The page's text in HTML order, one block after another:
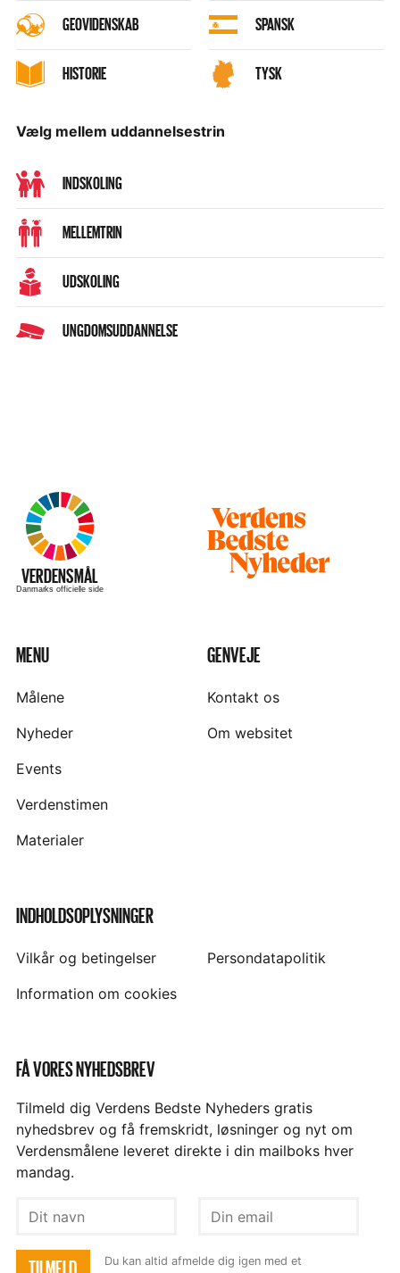
GEOVIDENSKAB
HISTORIE
SPANSK
TYSK
Vælg mellem uddannelsestrin
INDSKOLING
MELLEMTRIN
UDSKOLING
UNGDOMSUDDANNELSE
VERDENSMÅL
–
Danmarks officielle side
Besøg
hjemmesiden
MENU
Målene
Nyheder
Events
Verdenstimen
Materialer
GENVEJE
Kontakt os
Om websitet
INDHOLDSOPLYSNINGER
Vilkår og betingelser
Persondatapolitik
Information om cookies
FÅ VORES NYHEDSBREV
Tilmeld dig Verdens Bedste Nyheders gratis
nyhedsbrev og få fremskridt, løsninger og nyt om
Verdensmålene leveret direkte i din mailboks hver
mandag.
Dit
Din
TILMELD
Du kan altid afmelde dig igen med et